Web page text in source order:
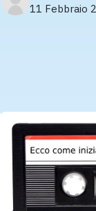
11 Febbraio